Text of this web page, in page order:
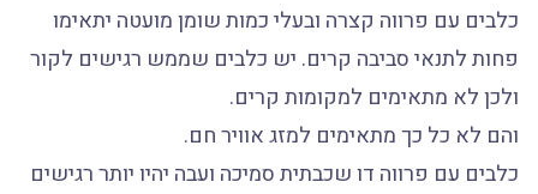
כלבים עם פרווה קצרה ובעלי כמות שומן מועטה יתאימו
פחות לתנאי סביבה קרים. יש כלבים שממש רגישים לקור
ולכן לא מתאימים למקומות קרים.
והם לא כל כך מתאימים למזג אוויר חם.
כלבים עם פרווה דו שכבתית סמיכה ועבה יהיו יותר רגישים